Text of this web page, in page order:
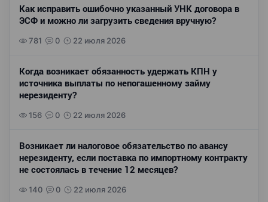
Как исправить ошибочно указанный УНК договора в
ЭСФ и можно ли загрузить сведения вручную?
781 0 22 июля 2026
Когда возникает обязанность удержать КПН у
источника выплаты по непогашенному займу
нерезиденту?
156 0 22 июля 2026
Возникает ли налоговое обязательство по авансу
нерезиденту, если поставка по импортному контракту
не состоялась в течение 12 месяцев?
140 0 22 июля 2026